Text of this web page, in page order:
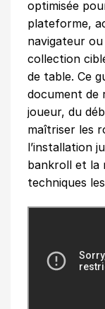
optimisée
plateforme,
navigateur
collection
de table. Ce
document de
joueur, du
maîtriser les
l’installation
bankroll et la
techniques